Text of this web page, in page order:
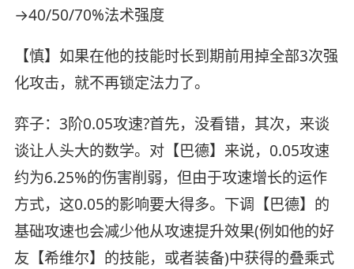
→40/50/70%法术强度
【慎】如果在他的技能时长到期前用掉全部3次强
化攻击，就不再锁定法力了。
弈子：3阶0.05攻速?首先，没看错，其次，来谈
谈让人头大的数学。对【巴德】来说，0.05攻速
约为6.25%的伤害削弱，但由于攻速增长的运作
方式，这0.05的影响要大得多。下调【巴德】的
基础攻速也会减少他从攻速提升效果(例如他的好
友【希维尔】的技能，或者装备)中获得的叠乘式